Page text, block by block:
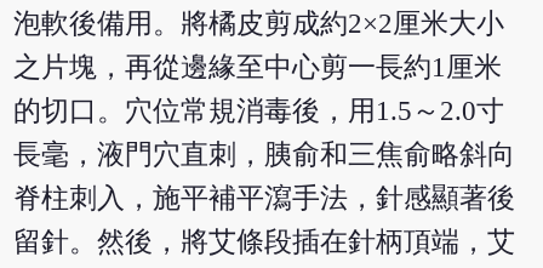
泡軟後備用。將橘皮剪成約2×2厘米大小
之片塊，再從邊緣至中心剪一長約1厘米
的切口。穴位常規消毒後，用1.5～2.0寸
長毫，液門穴直刺，胰俞和三焦俞略斜向
脊柱刺入，施平補平瀉手法，針感顯著後
留針。然後，將艾條段插在針柄頂端，艾